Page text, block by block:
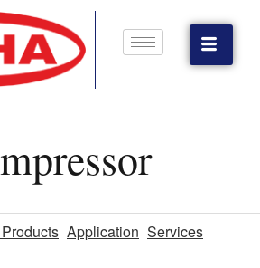
Application Services